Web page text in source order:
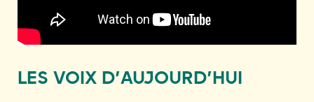
LES VOIX D’AUJOURD’HUI